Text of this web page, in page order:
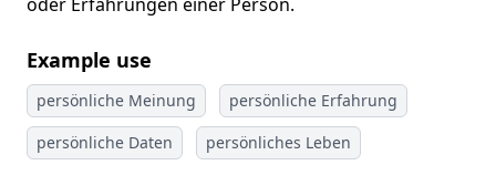
Example use
persönliche Meinung
persönliche Erfahrung
persönliche Daten
persönliches Leben